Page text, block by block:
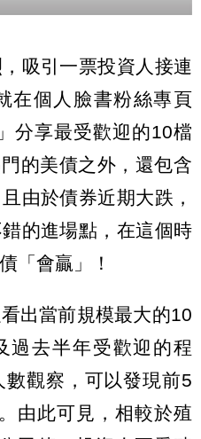
吸引一票投資人接連
在個人臉書粉絲專頁
」分享最受歡迎的10檔
的美債之外，還包含
由於債券近期大跌，
的進場點，在這個時
「會贏」！
出當前規模最大的10
過去半年受歡迎的程
數觀察，可以發現前5
由此可見，相較於殖